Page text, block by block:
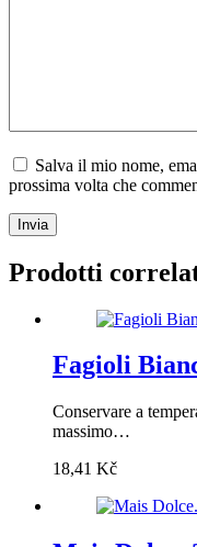
Salva il mio nome,
prossima volta che
Invia
Prodotti
Fagioli
Conservare a
massimo…
18,41 Kč